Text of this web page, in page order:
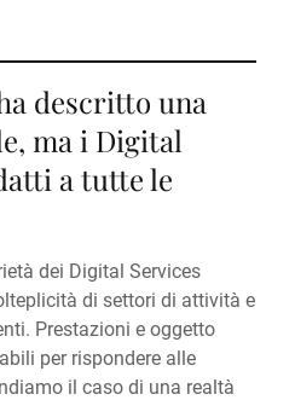
descritto una
ma i Digital
a tutte le
dei Digital Services
di settori di attività e
Prestazioni e oggetto
per rispondere alle
il caso di una realtà